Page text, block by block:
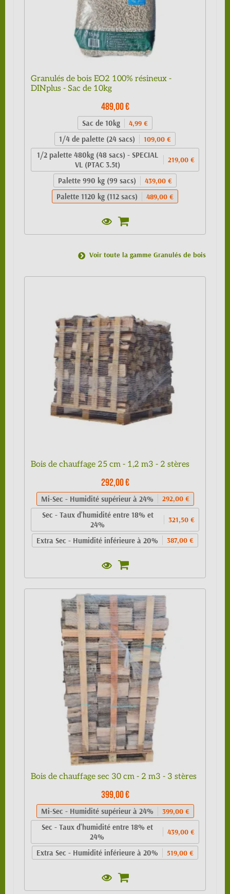
Granulés de bois EO2 100% résineux -
DINplus - Sac de 10kg
489,00 €
Sac de 10kg 4,99 €
1/4 de palette (24 sacs) 109,00 €
1/2 palette 480kg (48 sacs) - SPECIAL
VL (PTAC 3.5t)
219,00 €
Palette 990 kg (99 sacs) 439,00 €
Palette 1120 kg (112 sacs) 489,00 €
Voir toute la gamme Granulés de bois
Bois de chauffage 25 cm - 1,2 m3 - 2 stères
292,00 €
Mi-Sec - Humidité supérieur à 24% 292,00 €
Sec - Taux d'humidité entre 18% et
24%
321,50 €
Extra Sec - Humidité inférieure à 20% 387,00 €
Bois de chauffage sec 30 cm - 2 m3 - 3 stères
399,00 €
Mi-Sec - Humidité supérieur à 24% 399,00 €
Sec - Taux d'humidité entre 18% et
24%
439,00 €
Extra Sec - Humidité inférieure à 20% 519,00 €